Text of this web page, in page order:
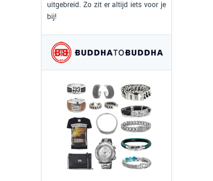
uitgebreid. Zo zit er altijd iets voor je
bij!